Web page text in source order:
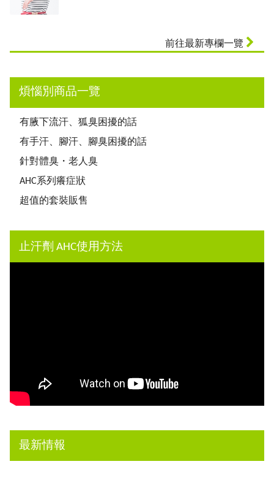
前往最新專欄一覽
煩惱別商品一覽
有腋下流汗、狐臭困擾的話
有手汗、腳汗、腳臭困擾的話
針對體臭・老人臭
AHC系列癢症狀
超值的套裝販售
止汗劑 AHC使用方法
最新情報